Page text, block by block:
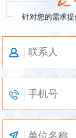
针对您的需求